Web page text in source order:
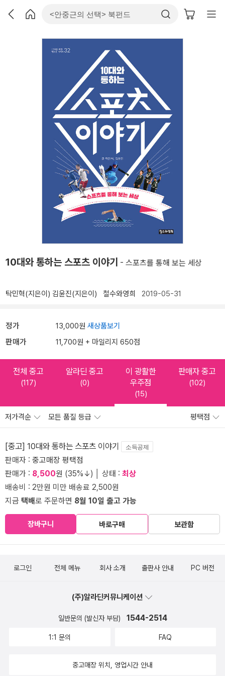
10대와 통하는 스포츠 이야기 - 스포츠를 통해 보는 세상
탁민혁(지은이) 김윤진(지은이) 철수와영희 2019-05-31
정가 13,000원 새상품보기
판매가 11,700원 + 마일리지 650점
전체 중고
(117)
알라딘 중고
(0)
이 광활한
우주점
(15)
판매자 중고
(102)
저가격순 모든 품질 등급 평택점
[중고] 10대와 통하는 스포츠 이야기 소득공제
판매자 : 중고매장 평택점
판매가 : 8,500원 (35%↓) │ 상태 : 최상
배송비 : 2만원 미만 배송료 2,500원
지금 택배로 주문하면 8월 10일 출고 가능
장바구니 바로구매 보관함
로그인 전체 메뉴 회사 소개 출판사 안내 PC 버전
(주)알라딘커뮤니케이션
일반문의 (발신자 부담) 1544-2514
1:1 문의 FAQ
중고매장 위치, 영업시간 안내